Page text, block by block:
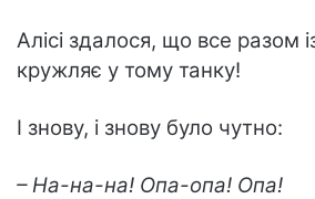
Алісі здалося, що все разом
кружляє у тому танку!
І знову, і знову було чутно:
– На-на-на! Опа-опа! Опа!